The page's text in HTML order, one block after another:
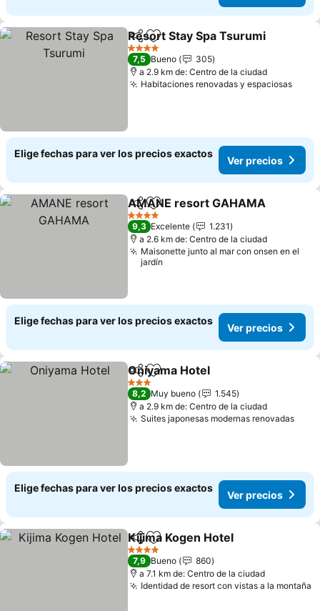
CompartirAgregar a favoritos
Resort Stay Spa Tsurumi
4 Estrellas
7,5 Bueno
305
a 2.9 km de: Centro de la ciudad
Habitaciones renovadas y espaciosas
Elige fechas para ver los precios exactos
Ver precios
CompartirAgregar a favoritos
AMANE resort GAHAMA
4 Estrellas
9,3 Excelente
1.231
a 2.6 km de: Centro de la ciudad
Maisonette junto al mar con onsen en el
jardín
Elige fechas para ver los precios exactos
Ver precios
CompartirAgregar a favoritos
Oniyama Hotel
3 Estrellas
8,2 Muy bueno
1.545
a 2.9 km de: Centro de la ciudad
Suites japonesas modernas renovadas
Elige fechas para ver los precios exactos
Ver precios
CompartirAgregar a favoritos
Kijima Kogen Hotel
4 Estrellas
7,9 Bueno
860
a 7.1 km de: Centro de la ciudad
Identidad de resort con vistas a la montaña